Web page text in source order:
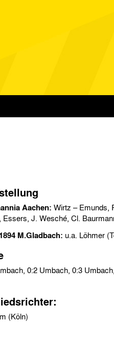
Aachen: Wirtz – Emunds,
Essers, J. Wesché, Cl.
M.Gladbach: u.a. Löhmer
(Köln)